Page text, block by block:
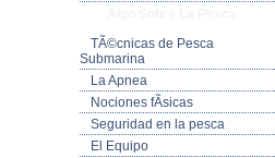
TÃ©cnicas de Pesca
Submarina
La Apnea
Nociones fÃ­sicas
Seguridad en la pesca
El Equipo